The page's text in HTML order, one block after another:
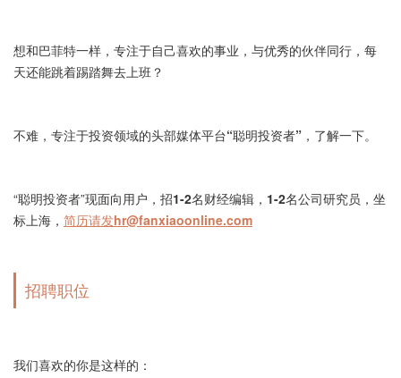
想和巴菲特一样，专注于自己喜欢的事业，与优秀的伙伴同行，每
天还能跳着踢踏舞去上班？
不难，专注于投资领域的头部媒体平台“聪明投资者” ，了解一下。
“聪明投资者”现面向用户，招1-2名财经编辑，1-2名公司研究员，坐
标上海， 简历请发hr@fanxiaoonline.com
招聘职位
我们喜欢的你是这样的：